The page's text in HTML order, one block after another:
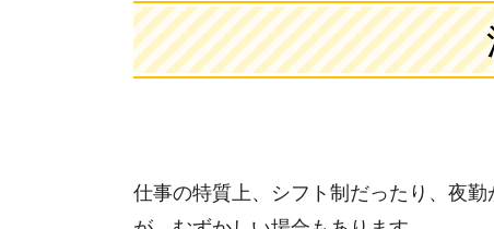
仕事の特質上、シフト制だったり、夜